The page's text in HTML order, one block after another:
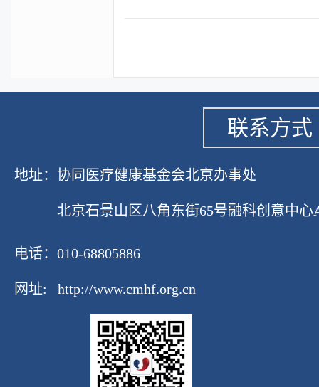
联系方式
地址：协同医疗健康基金会北京办事处
北京石景山区八角东街65号融科创意中心
电话：010-68805886
网址: http://www.cmhf.org.cn